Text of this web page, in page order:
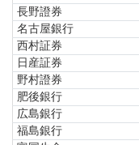
長野證券
名古屋銀行
西村証券
日産証券
野村證券
肥後銀行
広島銀行
福島銀行